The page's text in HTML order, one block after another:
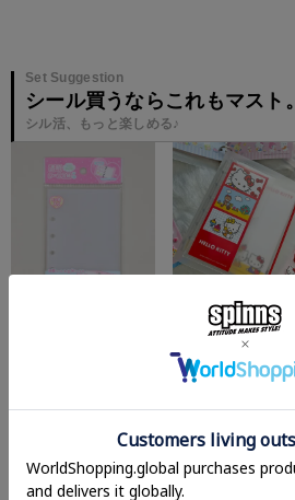
Set Suggestion
シール買うならこれもマスト。
シル活、もっと楽しめる♪